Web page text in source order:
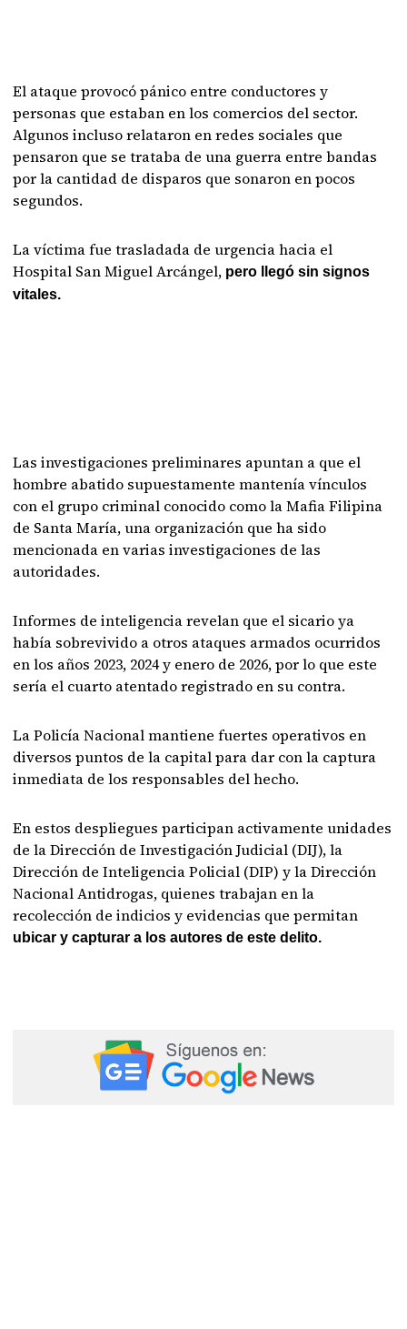
El ataque provocó pánico entre conductores y
personas que estaban en los comercios del sector.
Algunos incluso relataron en redes sociales que
pensaron que se trataba de una guerra entre bandas
por la cantidad de disparos que sonaron en pocos
segundos.
La víctima fue trasladada de urgencia hacia el
Hospital San Miguel Arcángel, pero llegó sin signos
vitales.
Las investigaciones preliminares apuntan a que el
hombre abatido supuestamente mantenía vínculos
con el grupo criminal conocido como la Mafia Filipina
de Santa María, una organización que ha sido
mencionada en varias investigaciones de las
autoridades.
Informes de inteligencia revelan que el sicario ya
había sobrevivido a otros ataques armados ocurridos
en los años 2023, 2024 y enero de 2026, por lo que este
sería el cuarto atentado registrado en su contra.
La Policía Nacional mantiene fuertes operativos en
diversos puntos de la capital para dar con la captura
inmediata de los responsables del hecho.
En estos despliegues participan activamente unidades
de la Dirección de Investigación Judicial (DIJ), la
Dirección de Inteligencia Policial (DIP) y la Dirección
Nacional Antidrogas, quienes trabajan en la
recolección de indicios y evidencias que permitan
ubicar y capturar a los autores de este delito.